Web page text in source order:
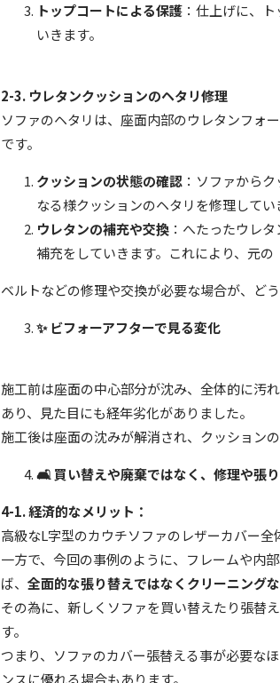
トップコートによる保護 ：仕上げに、
いきます。
2-3. ウレタンクッションのヘタリ修理
ソファのヘタリは、座面内部のウレタンフォ
です。
クッションの状態の確認 ：ソファから
なる様クッションのヘタリを修理してい
ウレタンの補充や交換 ：へたったウレタ
補充をしていきます。これにより、元の
ベルトなどの修理や交換が必要な場合が、ど
✨ ビフォーアフターで見る変化
施工前は座面の中心部分が沈み、全体的に汚
あり、見た目にも経年劣化がありました。
施工後は座面の沈みが解消され、クッション
🛋️買い替えや廃棄ではなく、修理や張
4-1.経済的なメリット：
高級なL字型のカウチソファのレザーカバー全
一方で、今回の事例のように、フレームや内部
ば、 全面的な張り替えではなくクリーニング
その為に、新しくソファを買い替えたり張替
す。
つまり、ソファのカバー張替える事が必要な
ンスに優れる場合もあります。